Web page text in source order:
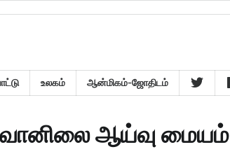
உலகம் ஆன்மிகம்-ஜோதிடம்
வானிலை ஆய்வு மையம்